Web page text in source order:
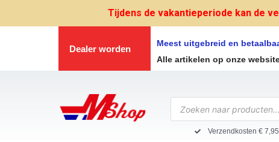
Tijdens de vakantieperiode kan de
Dealer worden
Meest uitgebreid en
Alle artikelen op onze
Producten
zoeken
Verzendkosten €